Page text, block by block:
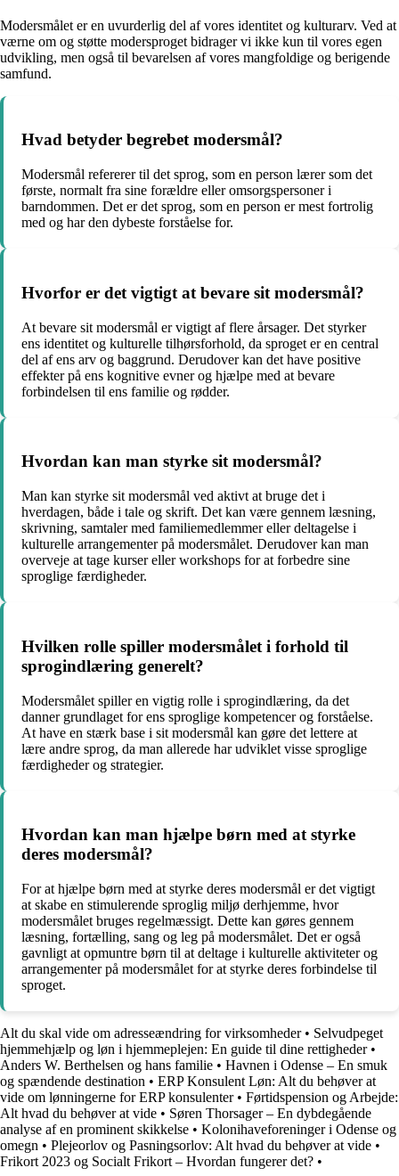
Modersmålet er en uvurderlig del af vores identitet og kulturarv. Ved at
værne om og støtte modersproget bidrager vi ikke kun til vores egen
udvikling, men også til bevarelsen af vores mangfoldige og berigende
samfund.
Hvad betyder begrebet modersmål?
Modersmål refererer til det sprog, som en person lærer som det
første, normalt fra sine forældre eller omsorgspersoner i
barndommen. Det er det sprog, som en person er mest fortrolig
med og har den dybeste forståelse for.
Hvorfor er det vigtigt at bevare sit modersmål?
At bevare sit modersmål er vigtigt af flere årsager. Det styrker
ens identitet og kulturelle tilhørsforhold, da sproget er en central
del af ens arv og baggrund. Derudover kan det have positive
effekter på ens kognitive evner og hjælpe med at bevare
forbindelsen til ens familie og rødder.
Hvordan kan man styrke sit modersmål?
Man kan styrke sit modersmål ved aktivt at bruge det i
hverdagen, både i tale og skrift. Det kan være gennem læsning,
skrivning, samtaler med familiemedlemmer eller deltagelse i
kulturelle arrangementer på modersmålet. Derudover kan man
overveje at tage kurser eller workshops for at forbedre sine
sproglige færdigheder.
Hvilken rolle spiller modersmålet i forhold til
sprogindlæring generelt?
Modersmålet spiller en vigtig rolle i sprogindlæring, da det
danner grundlaget for ens sproglige kompetencer og forståelse.
At have en stærk base i sit modersmål kan gøre det lettere at
lære andre sprog, da man allerede har udviklet visse sproglige
færdigheder og strategier.
Hvordan kan man hjælpe børn med at styrke
deres modersmål?
For at hjælpe børn med at styrke deres modersmål er det vigtigt
at skabe en stimulerende sproglig miljø derhjemme, hvor
modersmålet bruges regelmæssigt. Dette kan gøres gennem
læsning, fortælling, sang og leg på modersmålet. Det er også
gavnligt at opmuntre børn til at deltage i kulturelle aktiviteter og
arrangementer på modersmålet for at styrke deres forbindelse til
sproget.
Alt du skal vide om adresseændring for virksomheder• Selvudpeget
hjemmehjælp og løn i hjemmeplejen: En guide til dine rettigheder•
Anders W. Berthelsen og hans familie • Havnen i Odense – En smuk
og spændende destination • ERP Konsulent Løn: Alt du behøver at
vide om lønningerne for ERP konsulenter• Førtidspension og Arbejde:
Alt hvad du behøver at vide • Søren Thorsager – En dybdegående
analyse af en prominent skikkelse • Kolonihaveforeninger i Odense og
omegn • Plejeorlov og Pasningsorlov: Alt hvad du behøver at vide •
Frikort 2023 og Socialt Frikort – Hvordan fungerer det? •